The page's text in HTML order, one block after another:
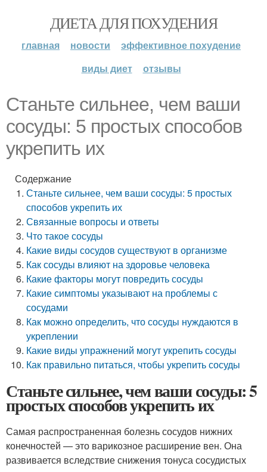
ДИЕТА ДЛЯ ПОХУДЕНИЯ
главная новости
эффективное похудение
виды диет
отзывы
Станьте сильнее, чем ваши
сосуды: 5 простых способов
укрепить их
Содержание
Станьте сильнее, чем ваши сосуды: 5 простых
способов укрепить их
Связанные вопросы и ответы
Что такое сосуды
Какие виды сосудов существуют в организме
Как сосуды влияют на здоровье человека
Какие факторы могут повредить сосуды
Какие симптомы указывают на проблемы с
сосудами
Как можно определить, что сосуды нуждаются в
укреплении
Какие виды упражнений могут укрепить сосуды
Как правильно питаться, чтобы укрепить сосуды
Станьте сильнее, чем ваши сосуды: 5
простых способов укрепить их
Самая распространенная болезнь сосудов нижних
конечностей — это варикозное расширение вен. Она
развивается вследствие снижения тонуса сосудистых